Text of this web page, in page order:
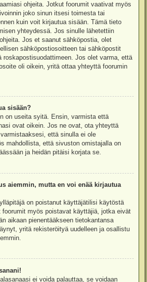
ohjeita. Jotkut foorumit vaativat myös
joko sinun itsesi toimesta tai
kuin voit kirjautua sisään. Tämä tieto
yhteydessä. Jos sinulle lähetettiin
Jos et saanut sähköpostia, olet
sähköpostiosoitteen tai sähköpostit
roskapostisuodattimeen. Jos olet varma, että
oli oikein, yritä ottaa yhteyttä foorumin
sisään?
on useita syitä. Ensin, varmista että
ovat oikein. Jos ne ovat, ota yhteyttä
että sinulla ei ole
mahdollista, että sivuston omistajalla on
ja heidän pitäisi korjata se.
aiemmin, mutta en voi enää kirjautua
on poistanut käyttäjätilisi käytöstä
myös poistavat käyttäjiä, jotka eivät
aikaan pienentääkseen tietokantansa
yritä rekisteröityä uudelleen ja osallistu
ei voida palauttaa, se voidaan